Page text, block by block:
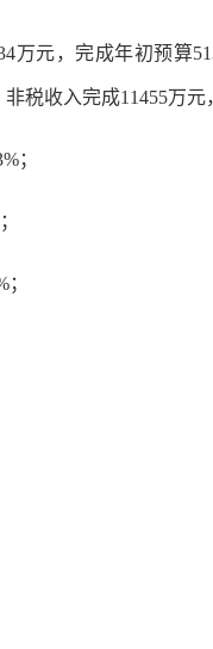
元，完成年初预算
税收入完成11455万
；